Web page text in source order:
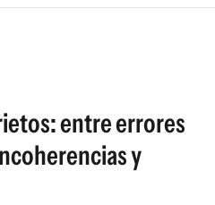
entre errores
y